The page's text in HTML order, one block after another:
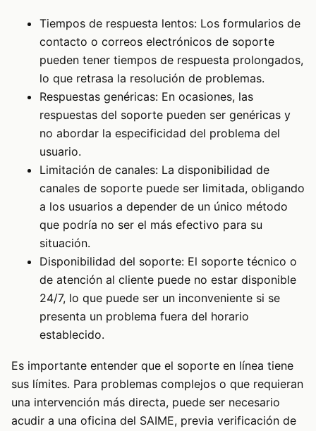
Tiempos de respuesta lentos: Los formularios de
contacto o correos electrónicos de soporte
pueden tener tiempos de respuesta prolongados,
lo que retrasa la resolución de problemas.
Respuestas genéricas: En ocasiones, las
respuestas del soporte pueden ser genéricas y
no abordar la especificidad del problema del
usuario.
Limitación de canales: La disponibilidad de
canales de soporte puede ser limitada, obligando
a los usuarios a depender de un único método
que podría no ser el más efectivo para su
situación.
Disponibilidad del soporte: El soporte técnico o
de atención al cliente puede no estar disponible
24/7, lo que puede ser un inconveniente si se
presenta un problema fuera del horario
establecido.
Es importante entender que el soporte en línea tiene
sus límites. Para problemas complejos o que requieran
una intervención más directa, puede ser necesario
acudir a una oficina del SAIME, previa verificación de